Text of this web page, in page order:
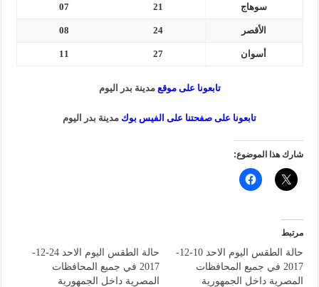
سوهاج 21
07
الأقصر 24
08
أسوان 27
11
تابعونا على موقع مدينة بدر اليوم
تابعونا على صفحتنا على الفيس بوك مدينة بدر اليوم
شارك هذا الموضوع:
مرتبط
حالة الطقس اليوم الاحد 10-12-
2017 في جميع المحافظات
المصرية داخل الجمهورية
حالة الطقس اليوم الاحد 24-12-
2017 في جميع المحافظات
المصرية داخل الجمهورية